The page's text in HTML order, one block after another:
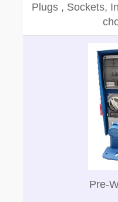
Plugs , Sockets,
Pre-